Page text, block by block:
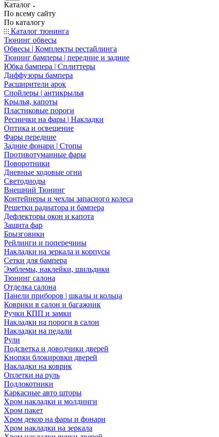
Каталог
По всему сайту
По каталогу
Каталог тюнинга
Тюнинг обвесы
Обвесы | Комплекты рестайлинга
Тюнинг бамперы | передние и задние
Юбка бампера | Сплиттеры
Диффузоры бампера
Расширители арок
Спойлеры | антикрылья
Крылья, капоты
Пластиковые пороги
Реснички на фары | Накладки
Оптика и освещение
Фары передние
Задние фонари | Стопы
Противотуманные фары
Поворотники
Дневные ходовые огни
Светодиоды
Внешний Тюнинг
Контейнеры и чехлы запасного колеса
Решетки радиатора и бампера
Дефлекторы окон и капота
Защита фар
Брызговики
Рейлинги и поперечины
Накладки на зеркала и корпусы
Сетки для бампера
Эмблемы, наклейки, шильдики
Тюнинг салона
Отделка салона
Панели приборов | шкалы и кольца
Коврики в салон и багажник
Ручки КПП и замки
Накладки на пороги в салон
Накладки на педали
Рули
Подсветка и доводчики дверей
Кнопки блокировки дверей
Накладки на коврик
Оплетки на руль
Подлокотники
Каркасные авто шторы
Хром накладки и молдинги
Хром пакет
Хром декор на фары и фонари
Хром накладки на зеркала